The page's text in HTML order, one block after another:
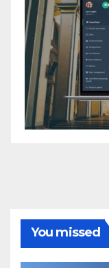
You missed